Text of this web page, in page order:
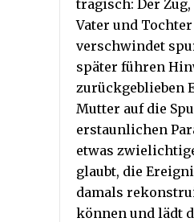
tragisch: Der
Vater und
verschwindet
später führen
zurückgeblieben
Mutter auf die
erstaunlichen
etwas
glaubt, die
damals
können und lädt